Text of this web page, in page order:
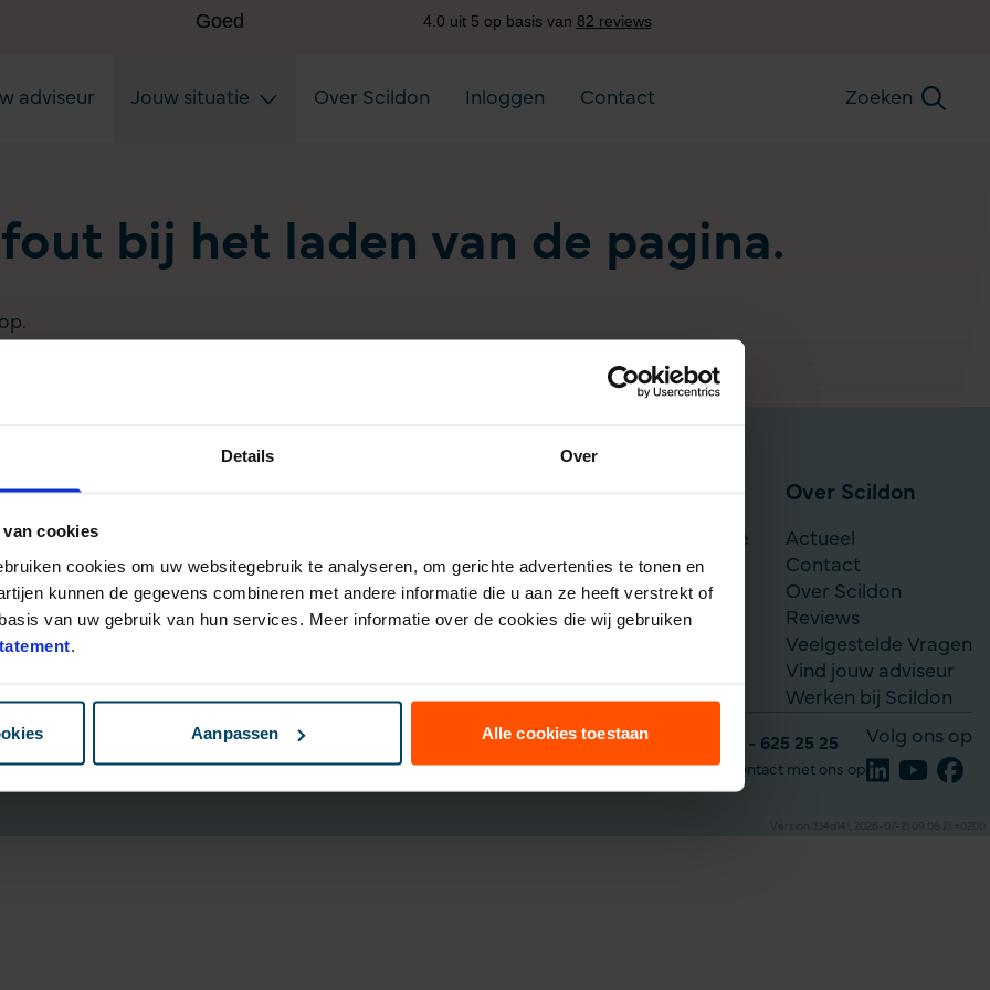
Details Over
cookies
cookies om uw websitegebruik te analyseren, om gerichte advertenties te tonen en
kunnen de gegevens combineren met andere informatie die u aan ze heeft verstrekt of
van uw gebruik van hun services. Meer informatie over de cookies die wij gebruiken
.
Aanpassen Alle cookies toestaan
adviseur Jouw situatie Over Scildon Inloggen Contact Zoeken
bij het laden van de pagina.
Polis
Plan
Direct Ingaand Pensioen
Scildon Werknemerslijfrente
Je situatie verandert
Over Scildon
Actueel
Contact
Over Scildon
Reviews
Veelgestelde Vragen
Vind jouw adviseur
Werken bij Scildon
Tel: 035 - 625 25 25
Neem contact met ons op
Volg ons op
Version 334d141, 2026-07-21 09:08:21 +0200